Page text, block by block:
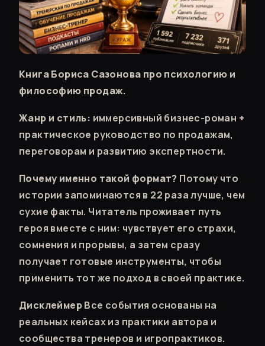
Книга Бориса Сазонова про психологию и
философию продаж.
Жанр и стиль: иммерсивный бизнес-роман +
практическое руководство по продажам,
переговорам и развитию экспертности.
Почему именно такой формат? Потому что
истории запоминаются в 22 раза лучше, чем
сухие факты. Читатель проживает путь
героя вместе с ним: чувствует его страхи,
сомнения и прорывы, а затем сразу
получает готовые инструменты, чтобы
применить тот же подход в своей практике.
ДисклеймерВсе события основаны на
реальных кейсах из практики автора и
сообщества тренеров и игропрактиков.